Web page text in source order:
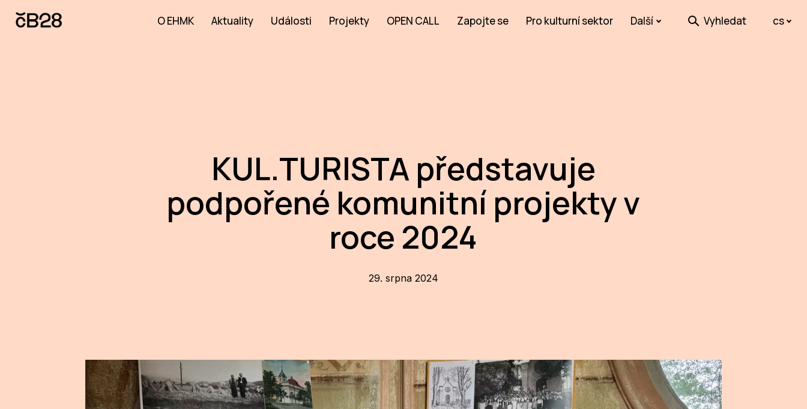
O EHMK Aktuality Události Projekty OPEN CALL Zapojte se Pro kulturní sektor Další Vyhledat cs
KUL.TURISTA představuje
podpořené komunitní projekty v
roce 2024
29. srpna 2024